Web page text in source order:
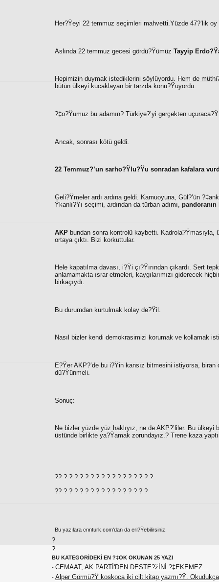
Her?Ÿeyi 22 temmuz seçimleri mahvetti.Yüzde 47?’lik
Aslında 22 temmuz gecesi gördü?Ÿümüz Tayyip
Hepimizin duymak istediklerini söylüyordu. Hem de
bütün ülkeyi kucaklayan bir tarzda konu?Ÿuyordu.
?‡o?Ÿumuz bu adamın? Türkiye?’yi gerçekten
Ancak, sonrası kötü geldi.
22 Temmuz?’un sarho?Ÿlu?Ÿu sonradan kafalara
Geli?Ÿmeler ardı ardına geldi. Kamuoyuna, Gül?’ün
Ÿkanlı?Ÿı seçimi, ardından da türban adımı,
AKP bundan sonra kontrolü kaybetti. Kadrola?Ÿmasıyla,
ortaya çıktı. Bizi korkuttular.
Hele kapatılma davası, i?Ÿi çı?Ÿırından çıkardı. Sert
anlamamakta ısrar etmeleri, kaygılarımızı giderecek
birkaçıydı.
Bu durumdan kurtulmak kolay de?Ÿil.
Nasıl bizler kendi demokrasimizi korumak ve kollamak
E?Ÿer AKP?’de bu i?Ÿin kansız bitmesini istiyorsa,
dü?Ÿünmeli.
Sonuç:
Ne bizler yüzde yüz haklıyız, ne de AKP?’liler. Bu
üstünde birlikte ya?Ÿamak zorundayız.? Trene kaza
?? ? ? ? ? ? ? ? ? ? ? ? ? ? ? ? ? ?
?? ? ? ? ? ? ? ? ? ? ? ? ? ? ? ? ?
Bu yazılara cnnturk.com'dan da eri?Ÿebilirsiniz.
?
?
BU KATEGORİDEKİ EN ?‡OK OKUNAN 25 YAZI
- CEMAAT, AK PARTİ'DEN DESTE?žİNİ ?‡EKEMEZ...
- Alper Görmü?Ÿ koskoca iki cilt kitap yazmı?Ÿ.